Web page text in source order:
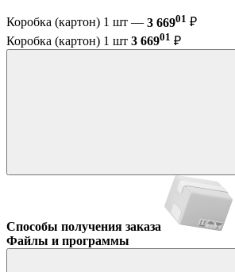
Коробка (картон) 1 шт — 3 66901 ₽
Коробка (картон) 1 шт 3 66901 ₽
Способы получения заказа
Файлы и программы